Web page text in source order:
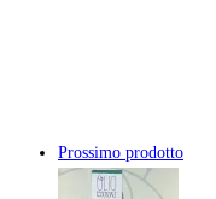
Prossimo prodotto